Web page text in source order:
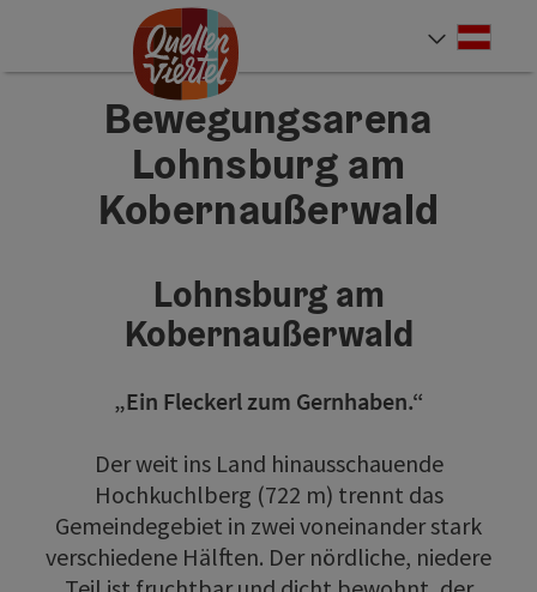
Zum InhaltAccesskey
[0]
Zur Navigation Accesskey
[1]
Zum Seitenanfang Accesskey
[2]
Bewegungsarena
Lohnsburg am
Kobernaußerwald
Lohnsburg am
Kobernaußerwald
„Ein Fleckerl zum Gernhaben.“
Der weit ins Land hinausschauende
Hochkuchlberg (722 m) trennt das
Gemeindegebiet in zwei voneinander stark
verschiedene Hälften. Der nördliche, niedere